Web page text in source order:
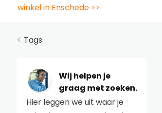
winkel in Enschede >>
Tags
Wij helpen je
graag met zoeken.
Hier leggen we uit waar je